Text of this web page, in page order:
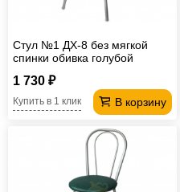
Стул №1 ДХ-8 без мягкой
спинки обивка голубой
1 730 ₽
В корзину
Купить в 1 клик